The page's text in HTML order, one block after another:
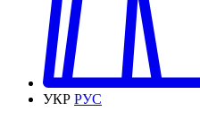
УКР РУС